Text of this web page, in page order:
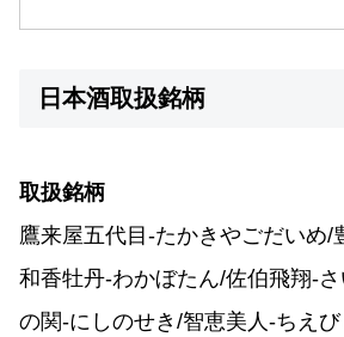
日本酒取扱銘柄
取扱銘柄
鷹来屋五代目-たかきやごだいめ/
和香牡丹-わかぼたん/佐伯飛翔-
の関-にしのせき/智恵美人-ちえ